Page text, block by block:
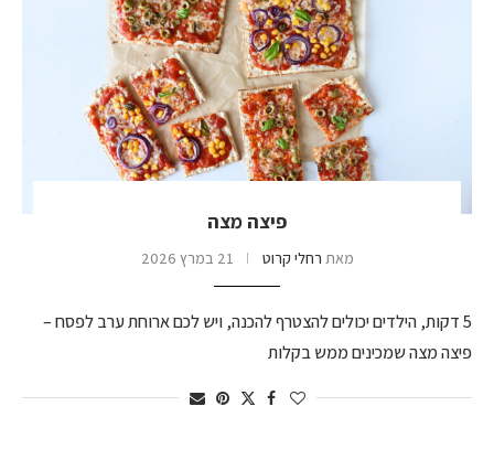
פיצה מצה
מאת רחלי קרוט 21 במרץ 2026
5 דקות, הילדים יכולים להצטרף להכנה, ויש לכם ארוחת ערב לפסח –
פיצה מצה שמכינים ממש בקלות